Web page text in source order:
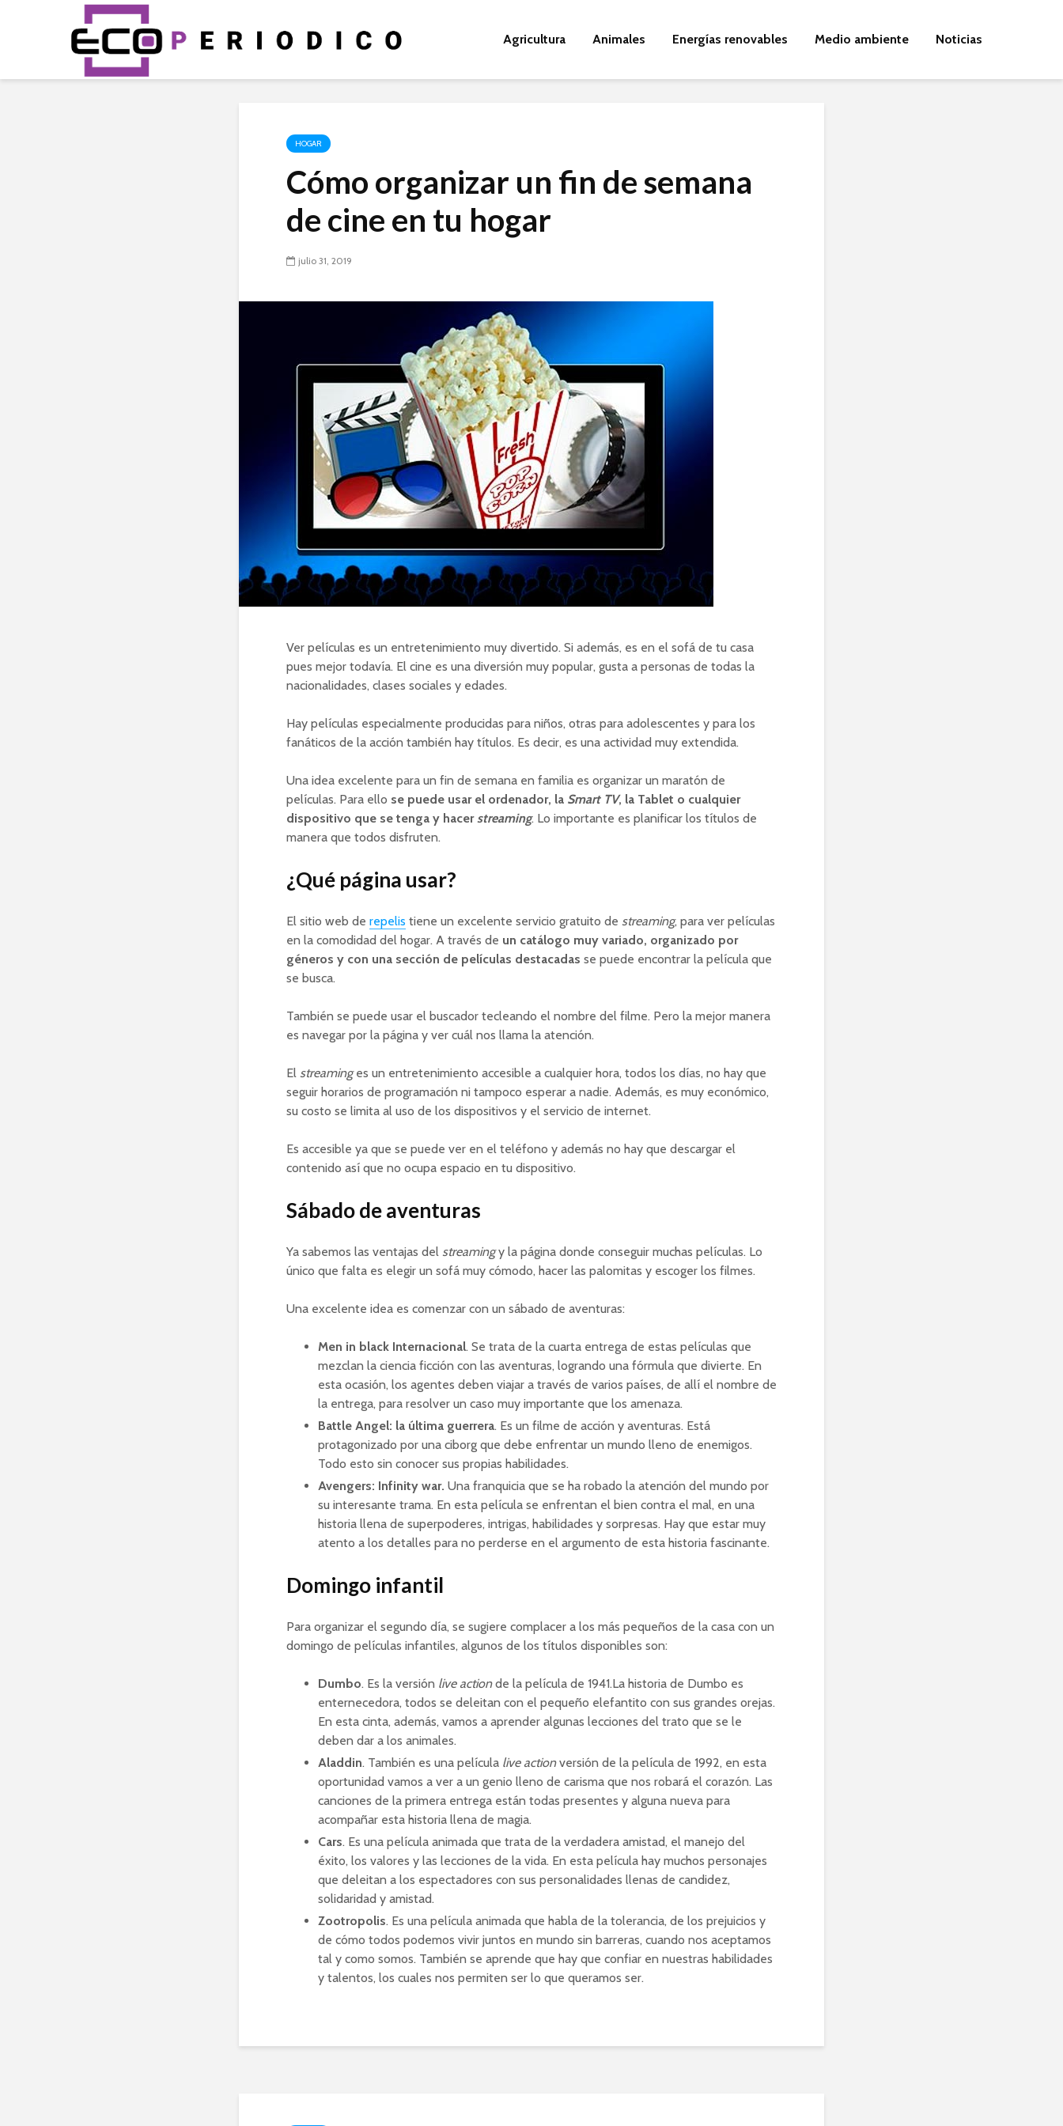
Agricultura Animales Energías renovables Medio ambiente Noticias
HOGAR
Cómo organizar un fin de semana
de cine en tu hogar
julio 31, 2019
Ver películas es un entretenimiento muy divertido. Si además, es en el sofá de tu casa
pues mejor todavía. El cine es una diversión muy popular, gusta a personas de todas la
nacionalidades, clases sociales y edades.
Hay películas especialmente producidas para niños, otras para adolescentes y para los
fanáticos de la acción también hay títulos. Es decir, es una actividad muy extendida.
Una idea excelente para un fin de semana en familia es organizar un maratón de
películas. Para ello se puede usar el ordenador, la Smart TV, la Tablet o cualquier
dispositivo que se tenga y hacerstreaming. Lo importante es planificar los títulos de
manera que todos disfruten.
¿Qué página usar?
El sitio web de repelis tiene un excelente servicio gratuito de streaming, para ver películas
en la comodidad del hogar. A través de un catálogo muy variado, organizado por
géneros y con una sección de películas destacadas se puede encontrar la película que
se busca.
También se puede usar el buscador tecleando el nombre del filme. Pero la mejor manera
es navegar por la página y ver cuál nos llama la atención.
El streaminges un entretenimiento accesible a cualquier hora, todos los días, no hay que
seguir horarios de programación ni tampoco esperar a nadie. Además, es muy económico,
su costo se limita al uso de los dispositivos y el servicio de internet.
Es accesible ya que se puede ver en el teléfono y además no hay que descargar el
contenido así que no ocupa espacio en tu dispositivo.
Sábado de aventuras
Ya sabemos las ventajas del streamingy la página donde conseguir muchas películas. Lo
único que falta es elegir un sofá muy cómodo, hacer las palomitas y escoger los filmes.
Una excelente idea es comenzar con un sábado de aventuras:
Men in black Internacional. Se trata de la cuarta entrega de estas películas que
mezclan la ciencia ficción con las aventuras, logrando una fórmula que divierte. En
esta ocasión, los agentes deben viajar a través de varios países, de allí el nombre de
la entrega, para resolver un caso muy importante que los amenaza.
Battle Angel: la última guerrera. Es un filme de acción y aventuras. Está
protagonizado por una ciborg que debe enfrentar un mundo lleno de enemigos.
Todo esto sin conocer sus propias habilidades.
Avengers: Infinity war. Una franquicia que se ha robado la atención del mundo por
su interesante trama. En esta película se enfrentan el bien contra el mal, en una
historia llena de superpoderes, intrigas, habilidades y sorpresas. Hay que estar muy
atento a los detalles para no perderse en el argumento de esta historia fascinante.
Domingo infantil
Para organizar el segundo día, se sugiere complacer a los más pequeños de la casa con un
domingo de películas infantiles, algunos de los títulos disponibles son:
Dumbo. Es la versión live actionde la película de 1941.La historia de Dumbo es
enternecedora, todos se deleitan con el pequeño elefantito con sus grandes orejas.
En esta cinta, además, vamos a aprender algunas lecciones del trato que se le
deben dar a los animales.
Aladdin. También es una película live actionversión de la película de 1992, en esta
oportunidad vamos a ver a un genio lleno de carisma que nos robará el corazón. Las
canciones de la primera entrega están todas presentes y alguna nueva para
acompañar esta historia llena de magia.
Cars. Es una película animada que trata de la verdadera amistad, el manejo del
éxito, los valores y las lecciones de la vida. En esta película hay muchos personajes
que deleitan a los espectadores con sus personalidades llenas de candidez,
solidaridad y amistad.
Zootropolis. Es una película animada que habla de la tolerancia, de los prejuicios y
de cómo todos podemos vivir juntos en mundo sin barreras, cuando nos aceptamos
tal y como somos. También se aprende que hay que confiar en nuestras habilidades
y talentos, los cuales nos permiten ser lo que queramos ser.